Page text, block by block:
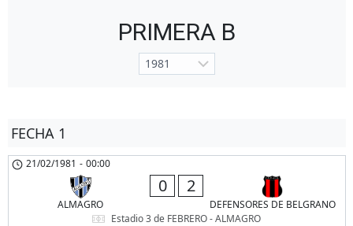
PRIMERA B
FECHA 1
21/02/1981 - 00:00
ALMAGRO
0 2
DEFENSORES DE BELGRANO
Estadio 3 de FEBRERO - ALMAGRO